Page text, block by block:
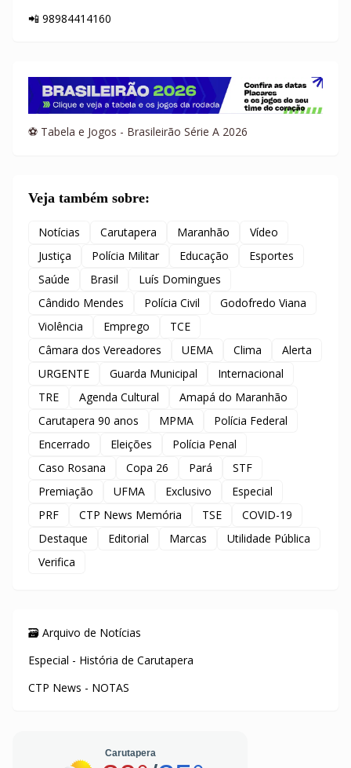
📲 98984414160
⚽ Tabela e Jogos - Brasileirão Série A 2026
Veja também sobre:
Notícias Carutapera Maranhão
Vídeo
Justiça
Polícia Militar Educação
Esportes
Saúde
Brasil
Luís Domingues
Cândido Mendes
Polícia Civil
Godofredo Viana
Violência
Emprego
TCE
Câmara dos Vereadores
UEMA Clima
Alerta
URGENTE
Guarda Municipal
Internacional
TRE
Agenda Cultural
Amapá do Maranhão
Carutapera 90 anos
MPMA
Polícia Federal
Encerrado
Eleições
Polícia Penal
Caso Rosana
Copa 26 Pará
STF
Premiação
UFMA Exclusivo
Especial
PRF
CTP News Memória TSE
COVID-19
Destaque
Editorial Marcas
Utilidade Pública
Verifica
🗃️ Arquivo de Notícias
Especial - História de Carutapera
CTP News - NOTAS